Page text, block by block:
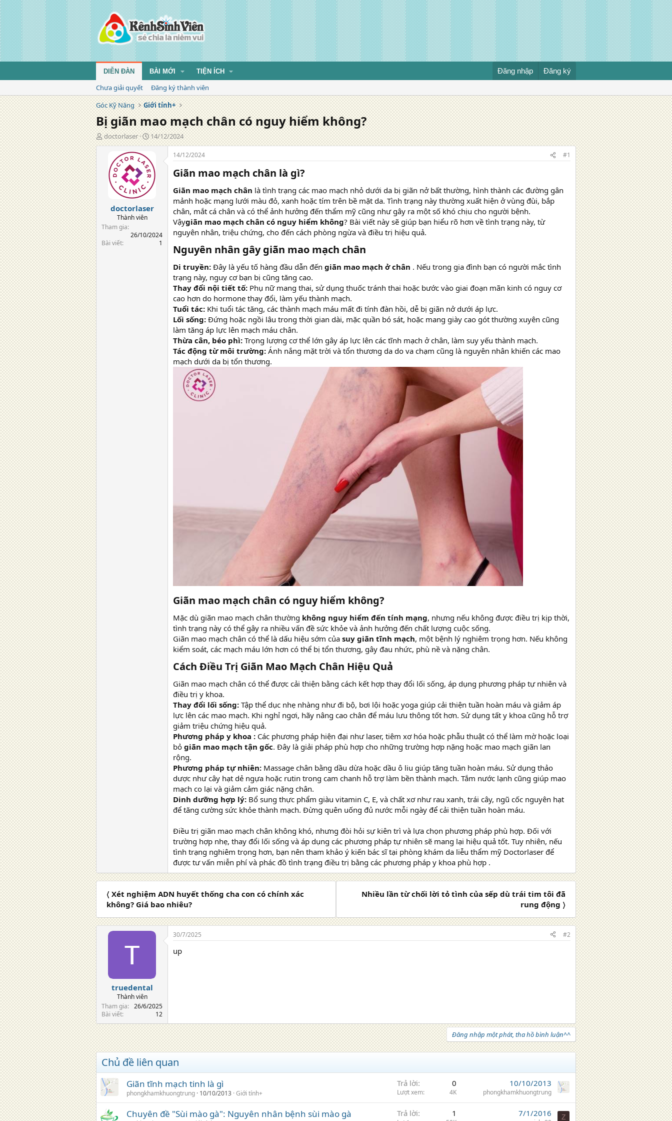
DIỄN ĐÀN BÀI MỚI TIỆN ÍCH Đăng nhập Đăng ký
Chưa giải quyết
Đăng ký thành viên
Góc Kỹ Năng
Giới tính+
Bị giãn mao mạch chân có nguy hiểm không?
T
á
doctorlaser
N
g
y
đ
ă
n
14/12/2024
doctorlaser
Thành viên
Tham gia
26/10/2024
Bài viết
1
14/12/2024 #1
Giãn mao mạch chân là gì?
Giãn mao mạch chân là tình trạng các mao mạch nhỏ dưới da bị giãn nở bất thường, hình thành các đường gân
mảnh hoặc mạng lưới màu đỏ, xanh hoặc tím trên bề mặt da. Tình trạng này thường xuất hiện ở vùng đùi, bắp
chân, mắt cá chân và có thể ảnh hưởng đến thẩm mỹ cũng như gây ra một số khó chịu cho người bệnh.
Vậygiãn mao mạch chân có nguy hiểm không? Bài viết này sẽ giúp bạn hiểu rõ hơn về tình trạng này, từ
nguyên nhân, triệu chứng, cho đến cách phòng ngừa và điều trị hiệu quả.
Nguyên nhân gây giãn mao mạch chân
Di truyền: Đây là yếu tố hàng đầu dẫn đến giãn mao mạch ở chân . Nếu trong gia đình bạn có người mắc tình
trạng này, nguy cơ bạn bị cũng tăng cao.
Thay đổi nội tiết tố: Phụ nữ mang thai, sử dụng thuốc tránh thai hoặc bước vào giai đoạn mãn kinh có nguy cơ
cao hơn do hormone thay đổi, làm yếu thành mạch.
Tuổi tác: Khi tuổi tác tăng, các thành mạch máu mất đi tính đàn hồi, dễ bị giãn nở dưới áp lực.
Lối sống: Đứng hoặc ngồi lâu trong thời gian dài, mặc quần bó sát, hoặc mang giày cao gót thường xuyên cũng
làm tăng áp lực lên mạch máu chân.
Thừa cân, béo phì: Trọng lượng cơ thể lớn gây áp lực lên các tĩnh mạch ở chân, làm suy yếu thành mạch.
Tác động từ môi trường: Ánh nắng mặt trời và tổn thương da do va chạm cũng là nguyên nhân khiến các mao
mạch dưới da bị tổn thương.
Giãn mao mạch chân có nguy hiểm không?
Mặc dù giãn mao mạch chân thường không nguy hiểm đến tính mạng, nhưng nếu không được điều trị kịp thời,
tình trạng này có thể gây ra nhiều vấn đề sức khỏe và ảnh hưởng đến chất lượng cuộc sống.
Giãn mao mạch chân có thể là dấu hiệu sớm của suy giãn tĩnh mạch, một bệnh lý nghiêm trọng hơn. Nếu không
kiểm soát, các mạch máu lớn hơn có thể bị tổn thương, gây đau nhức, phù nề và nặng chân.
Cách Điều Trị Giãn Mao Mạch Chân Hiệu Quả
Giãn mao mạch chân có thể được cải thiện bằng cách kết hợp thay đổi lối sống, áp dụng phương pháp tự nhiên và
điều trị y khoa.
Thay đổi lối sống: Tập thể dục nhẹ nhàng như đi bộ, bơi lội hoặc yoga giúp cải thiện tuần hoàn máu và giảm áp
lực lên các mao mạch. Khi nghỉ ngơi, hãy nâng cao chân để máu lưu thông tốt hơn. Sử dụng tất y khoa cũng hỗ trợ
giảm triệu chứng hiệu quả.
Phương pháp y khoa : Các phương pháp hiện đại như laser, tiêm xơ hóa hoặc phẫu thuật có thể làm mờ hoặc loại
bỏ giãn mao mạch tận gốc. Đây là giải pháp phù hợp cho những trường hợp nặng hoặc mao mạch giãn lan
rộng.
Phương pháp tự nhiên: Massage chân bằng dầu dừa hoặc dầu ô liu giúp tăng tuần hoàn máu. Sử dụng thảo
dược như cây hạt dẻ ngựa hoặc rutin trong cam chanh hỗ trợ làm bền thành mạch. Tắm nước lạnh cũng giúp mao
mạch co lại và giảm cảm giác nặng chân.
Dinh dưỡng hợp lý: Bổ sung thực phẩm giàu vitamin C, E, và chất xơ như rau xanh, trái cây, ngũ cốc nguyên hạt
để tăng cường sức khỏe thành mạch. Đừng quên uống đủ nước mỗi ngày để cải thiện tuần hoàn máu.
Điều trị giãn mao mạch chân không khó, nhưng đòi hỏi sự kiên trì và lựa chọn phương pháp phù hợp. Đối với
trường hợp nhẹ, thay đổi lối sống và áp dụng các phương pháp tự nhiên sẽ mang lại hiệu quả tốt. Tuy nhiên, nếu
tình trạng nghiêm trọng hơn, bạn nên tham khảo ý kiến bác sĩ tại phòng khám da liễu thẩm mỹ Doctorlaser để
được tư vấn miễn phí và phác đồ tình trạng điều trị bằng các phương pháp y khoa phù hợp .
〈 Xét nghiệm ADN huyết thống cha con có chính xác
không? Giá bao nhiêu?
Nhiều lần từ chối lời tỏ tình của sếp dù trái tim tôi đã
rung động 〉
truedental
Thành viên
Tham gia
26/6/2025
Bài viết
12
30/7/2025 #2
up
Đăng nhập một phát, tha hồ bình luận^^
Chủ đề liên quan
Giãn tĩnh mạch tinh là gì
phongkhamkhuongtrung 10/10/2013 Giới tính+
Trả lời 0
Lượt xem 4K
10/10/2013
phongkhamkhuongtrung
Chuyên đề "Sùi mào gà": Nguyên nhân bệnh sùi mào gà Trả lời 1 7/1/2016 Z